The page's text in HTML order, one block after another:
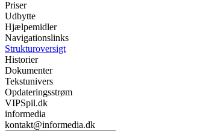
Priser
Udbytte
Hjælpemidler
Navigationslinks
Strukturoversigt
Historier
Dokumenter
Tekstunivers
Opdateringsstrøm
VIPSpil.dk
informedia
kontakt@informedia.dk